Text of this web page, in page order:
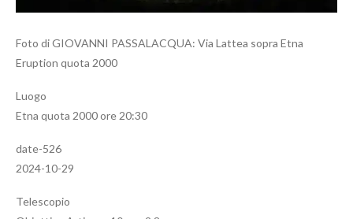
Foto di GIOVANNI PASSALACQUA: Via Lattea sopra Etna
Eruption quota 2000
Luogo
Etna quota 2000 ore 20:30
date-526
2024-10-29
Telescopio